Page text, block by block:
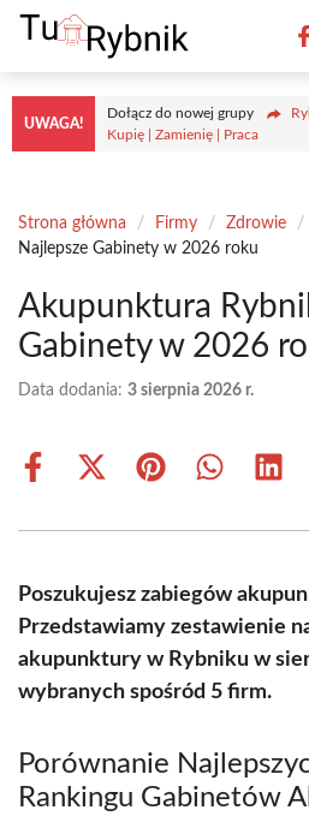
Przejdź
treści
UWAGA!
Dołącz do nowej grupy
Kupię | Zamienię | Praca
Strona główna / Firmy / Zdrowie /
Najlepsze Gabinety w 2026 roku
Akupunktura
Gabinety w 2026
Data dodania: 3 sierpnia 2026 r.
Share
Share
(Twitter)
Share Share
Poszukujesz zabiegów
Przedstawiamy zestawienie
akupunktury w Rybniku w
wybranych spośród 5 firm.
Porównanie
Rankingu Gabinetów